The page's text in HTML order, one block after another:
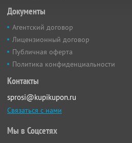
Документы
Агентский договор
Лицензионный договор
Публичная оферта
Политика конфиденциальности
Контакты
sprosi@kupikupon.ru
Связаться с нами
Мы в Соцсетях